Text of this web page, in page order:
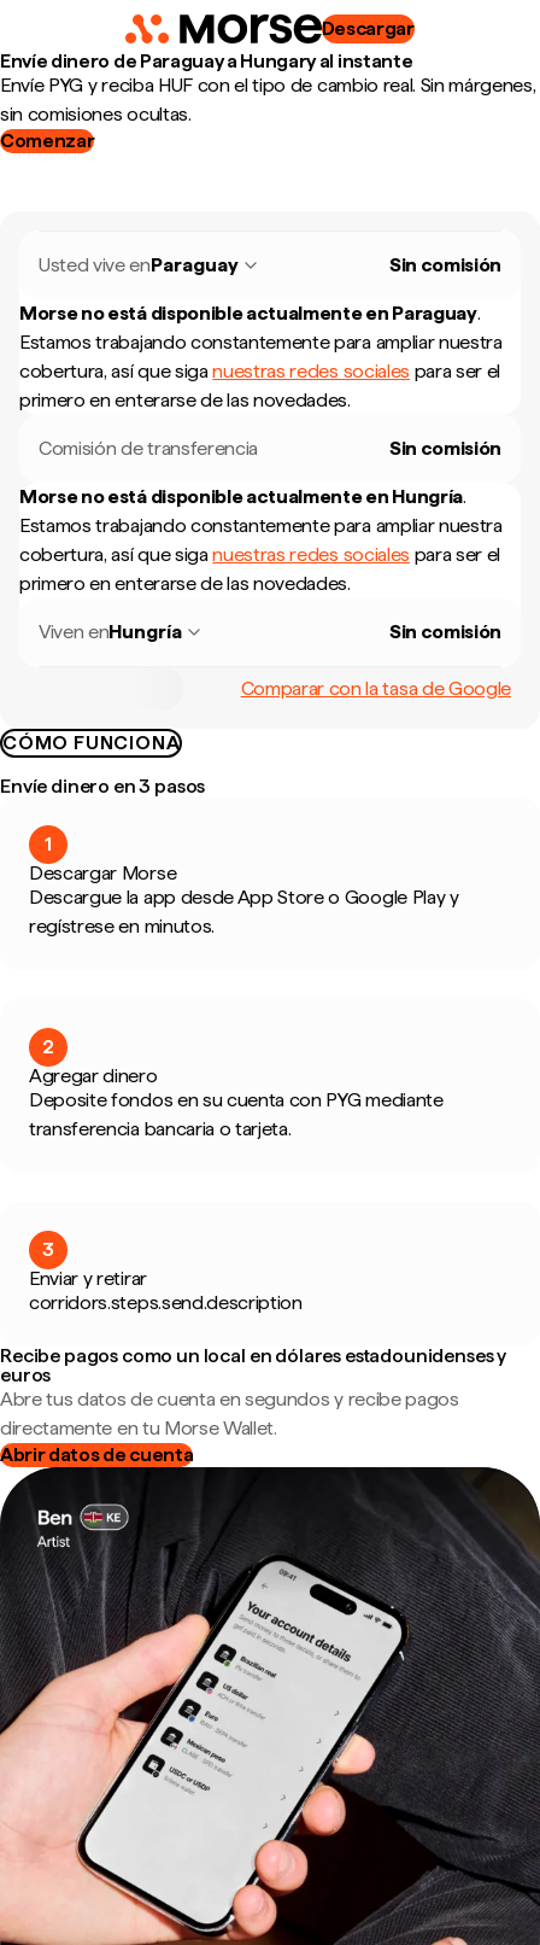
Descargar
Envíe dinero de Paraguay a Hungary al instante
Envíe PYG y reciba HUF con el tipo de cambio real. Sin márgenes,
sin comisiones ocultas.
Comenzar
Usted vive enParaguay Sin comisión
Morse no está disponible actualmente en Paraguay.
Estamos trabajando constantemente para ampliar nuestra
cobertura, así que siganuestras redes sociales para ser el
primero en enterarse de las novedades.
Comisión de transferencia Sin comisión
Morse no está disponible actualmente en Hungría.
Estamos trabajando constantemente para ampliar nuestra
cobertura, así que siganuestras redes sociales para ser el
primero en enterarse de las novedades.
Viven enHungría Sin comisión
Comparar con la tasa de Google
CÓMO FUNCIONA
Envíe dinero en 3 pasos
1
Descargar Morse
Descargue la app desde App Store o Google Play y
regístrese en minutos.
2
Agregar dinero
Deposite fondos en su cuenta con PYG mediante
transferencia bancaria o tarjeta.
3
Enviar y retirar
corridors.steps.send.description
Recibe pagos como un local en dólares estadounidenses y
euros
Abre tus datos de cuenta en segundos y recibe pagos
directamente en tu Morse Wallet.
Abrir datos de cuenta